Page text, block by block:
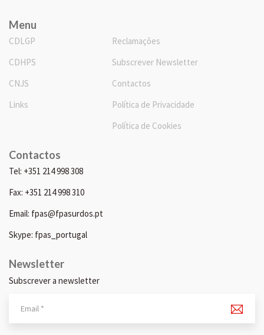
Menu
CDLGP
CDHPS
CNJS
Links
Reclamações
Subscrever Newsletter
Contactos
Política de Privacidade
Política de Cookies
Contactos
Tel: +351 214 998 308
Fax: +351 214 998 310
Email: fpas@fpasurdos.pt
Skype: fpas_portugal
Newsletter
Subscrever a newsletter